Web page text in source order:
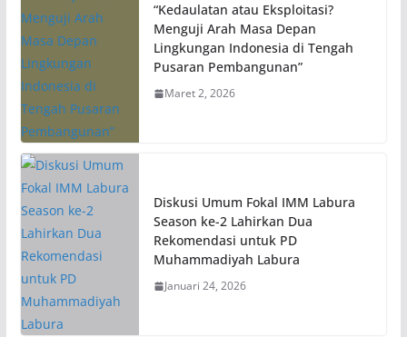
“Kedaulatan atau Eksploitasi?
Menguji Arah Masa Depan
Lingkungan Indonesia di Tengah
Pusaran Pembangunan”
Maret 2, 2026
Diskusi Umum Fokal IMM Labura
Season ke-2 Lahirkan Dua
Rekomendasi untuk PD
Muhammadiyah Labura
Januari 24, 2026